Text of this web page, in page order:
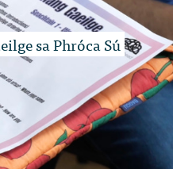
sa Phróca Sú